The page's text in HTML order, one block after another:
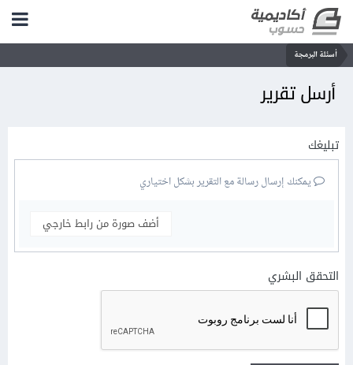
أسئلة البرمجة
أرسل تقرير
تبليغك
يمكنك إرسال رسالة مع التقرير بشكل اختياري
أضف صورة من رابط خارجي
التحقق البشري